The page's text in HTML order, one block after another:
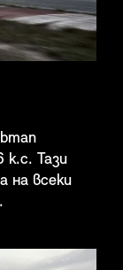
Тази
на всеки